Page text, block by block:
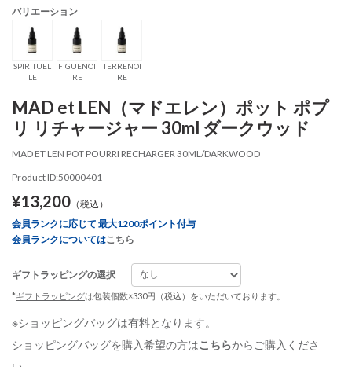
バリエーション
SPIRITUEL
LE
FIGUENOI
RE
TERRENOI
RE
MAD et LEN（マドエレン）ポット ポプ
リ リチャージャー 30ml ダークウッド
MAD ET LEN POT POURRI RECHARGER 30ML/DARKWOOD
Product ID:50000401
¥13,200 （税込）
会員ランクに応じて 最大1200ポイント付与
会員ランクについてはこちら
ギフトラッピングの選択
*ギフトラッピングは包装個数×330円（税込）をいただいております。
※ショッピングバッグは有料となります。
ショッピングバッグを購入希望の方はこちらからご購入くださ